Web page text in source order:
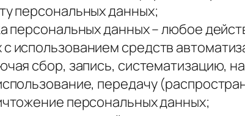
персональных данных;
персональных данных – любое
использованием средств
сбор, запись, систематизацию,
передачу
персональных данных;